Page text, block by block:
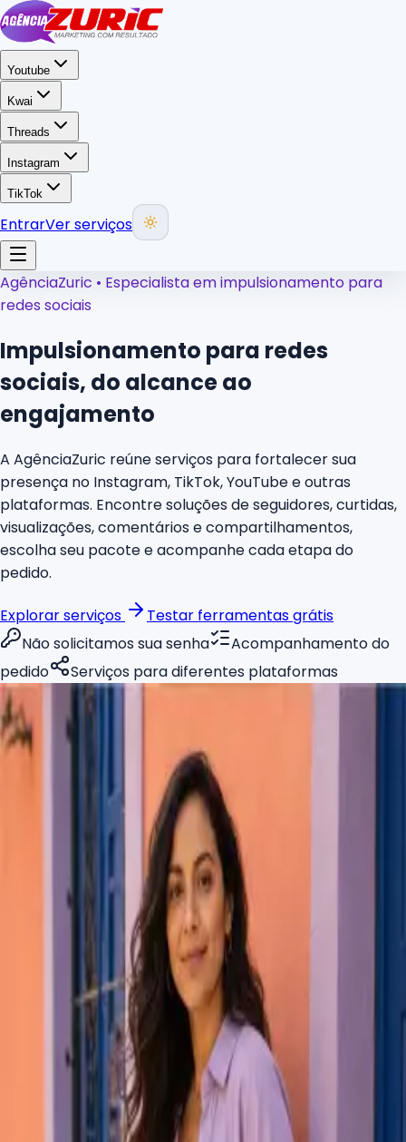
Youtube
Kwai
Threads
Instagram
TikTok
EntrarVer serviços
AgênciaZuric • Especialista em impulsionamento para
redes sociais
Impulsionamento para redes
sociais, do alcance ao
engajamento
A AgênciaZuric reúne serviços para fortalecer sua
presença no Instagram, TikTok, YouTube e outras
plataformas. Encontre soluções de seguidores, curtidas,
visualizações, comentários e compartilhamentos,
escolha seu pacote e acompanhe cada etapa do
pedido.
Explorar serviços
Testar ferramentas grátis
Não solicitamos sua senha
Acompanhamento do
pedido
Serviços para diferentes plataformas
CRESCIMENTO AGORA
publicações
18,4 mil